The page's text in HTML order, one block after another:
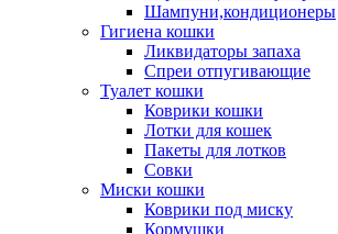
Шампуни,кондиционеры
Гигиена кошки
Ликвидаторы запаха
Спреи отпугивающие
Туалет кошки
Коврики кошки
Лотки для кошек
Пакеты для лотков
Совки
Миски кошки
Коврики под миску
Кормушки